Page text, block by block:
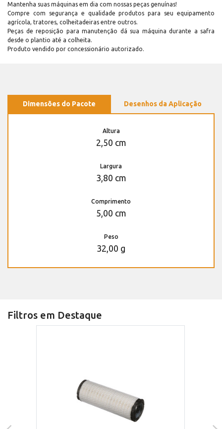
Mantenha suas máquinas em dia com nossas peças genuínas!
Compre com segurança e qualidade produtos para seu equipamento
agrícola, tratores, colheitadeiras entre outros.
Peças de reposição para manutenção dá sua máquina durante a safra
desde o plantio até a colheita.
Produto vendido por concessionário autorizado.
Dimensões do Pacote Desenhos da Aplicação
Altura
2,50 cm
Largura
3,80 cm
Comprimento
5,00 cm
Peso
32,00 g
Filtros em Destaque